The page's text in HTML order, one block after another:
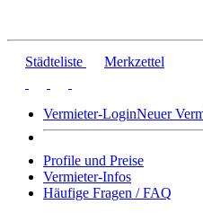
Städteliste Merkzettel
Vermieter-LoginNeuer
Profile und Preise
Vermieter-Infos
Häufige Fragen / FAQ